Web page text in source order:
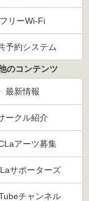
フリーWi-Fi
予約システム
のコンテンツ
最新情報
ークル紹介
アーツ募集
サポーターズ
チャンネル